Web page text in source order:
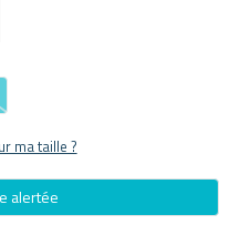
ma taille ?
alertée